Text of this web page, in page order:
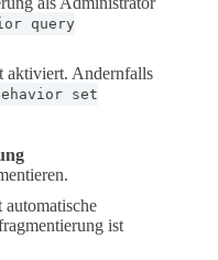
query
aktiviert. Andernfalls
set
ist